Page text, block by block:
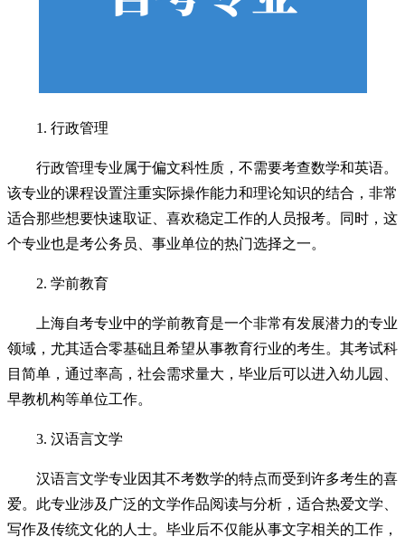
1. 行政管理
行政管理专业属于偏文科性质，不需要考查数学和英语。
该专业的课程设置注重实际操作能力和理论知识的结合，非常
适合那些想要快速取证、喜欢稳定工作的人员报考。同时，这
个专业也是考公务员、事业单位的热门选择之一。
2. 学前教育
上海自考专业中的学前教育是一个非常有发展潜力的专业
领域，尤其适合零基础且希望从事教育行业的考生。其考试科
目简单，通过率高，社会需求量大，毕业后可以进入幼儿园、
早教机构等单位工作。
3. 汉语言文学
汉语言文学专业因其不考数学的特点而受到许多考生的喜
爱。此专业涉及广泛的文学作品阅读与分析，适合热爱文学、
写作及传统文化的人士。毕业后不仅能从事文字相关的工作，